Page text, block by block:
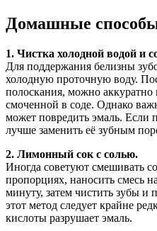
Домашные способы
1. Чистка холодной водой и
Для поддержания белизны
холодную проточную воду.
полоскания, можно аккуратно
смоченной в соде. Однако
может повредить эмаль. Если
лучше заменить её зубным
2. Лимонный сок с солью.
Иногда советуют смешивать
пропорциях, наносить смесь
минуту, затем чистить зубы и
этот метод следует крайне
кислоты разрушает эмаль.